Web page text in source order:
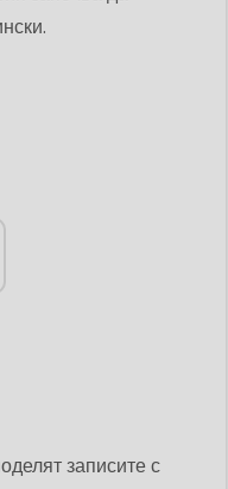
записите с